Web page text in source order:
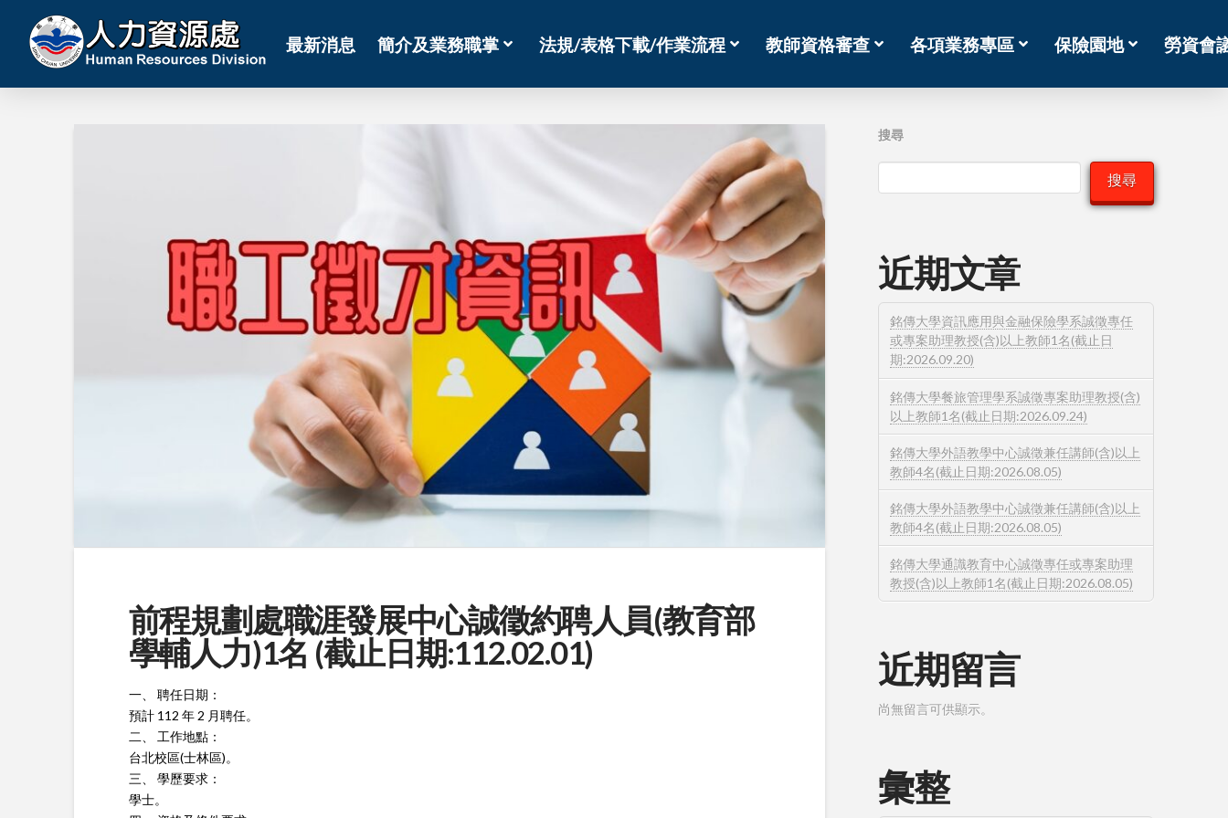
最新消息 簡介及業務職掌 法規/表格下載/作業流程 教師資格審查 各項業務專區 保險園地 勞資會
前程規劃處職涯發展中心誠徵約聘人員(教育部
學輔人力)1名 (截止日期:112.02.01)
一、 聘任日期：
預計 112 年 2 月聘任。
二、 工作地點：
台北校區(士林區)。
三、 學歷要求：
學士。
搜尋
搜尋
近期文章
銘傳大學資訊應用與金融保險學系誠徵專任
或專案助理教授(含)以上教師1名(截止日
期:2026.09.20)
銘傳大學餐旅管理學系誠徵專案助理教授(含)
以上教師1名(截止日期:2026.09.24)
銘傳大學外語教學中心誠徵兼任講師(含)以上
教師4名(截止日期:2026.08.05)
銘傳大學外語教學中心誠徵兼任講師(含)以上
教師4名(截止日期:2026.08.05)
銘傳大學通識教育中心誠徵專任或專案助理
教授(含)以上教師1名(截止日期:2026.08.05)
近期留言
尚無留言可供顯示。
彙整